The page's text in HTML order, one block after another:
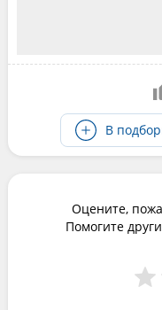
В
Оцените,
Помогите